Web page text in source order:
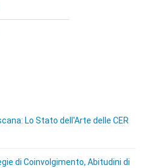
Lo Stato dell'Arte delle CER
di Coinvolgimento, Abitudini di